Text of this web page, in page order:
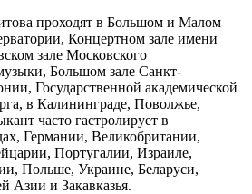
проходят в Большом и Малом
Концертном зале имени
зале Московского
Большом зале Санкт-
Государственной академической
в Калининграде, Поволжье,
часто гастролирует в
Германии, Великобритании,
Португалии, Израиле,
Польше, Украине, Беларуси,
Азии и Закавказья.